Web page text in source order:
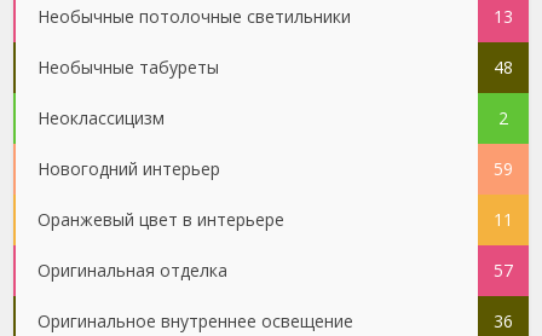
Необычные потолочные светильники 13
Необычные табуреты 48
Неоклассицизм 2
Новогодний интерьер 59
Оранжевый цвет в интерьере 11
Оригинальная отделка 57
Оригинальное внутреннее освещение 36